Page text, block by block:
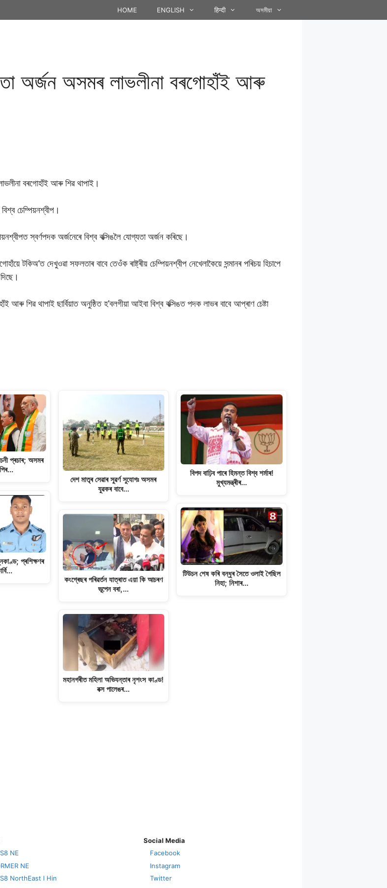
HOME ENGLISH हिन्दी অসমীয়া
অৰ্জন অসমৰ লাভলীনা বৰগোহাঁই আৰু
বৰগোহাঁই আৰু শিৱ থাপাই।
চেম্পিয়নশ্বীপ।
স্বৰ্ণপদক অৰ্জনেৰে বিশ্ব বক্সিঙলৈ যোগ্যতা অৰ্জন কৰিছে।
টকিঅ’ত দেখুওৱা সফলতাৰ বাবে তেওঁক ৰাষ্ট্ৰীয় চেম্পিয়নশ্বীপ নেখেলাকৈয়ে সন্মানৰ পৰিচয় হিচাপে
শিৱ থাপাই ছাৰ্বিয়াত অনুষ্ঠিত হ’বলগীয়া আইবা বিশ্ব বক্সিঙত পদক লাভৰ বাবে আপ্ৰাণ চেষ্টা
প্ৰচাৰ; অসমৰ
প্ৰশিক্ষণৰ
দেশ মাতৃৰ সেৱাৰ সুৱৰ্ণ সুযোগঃ অসমৰ
যুৱকৰ বাবে…
কংগ্ৰেছৰ পৰিৱৰ্তন যাত্ৰাত এয়া কি আচৰণ
ভূপেন বৰা,…
মহানগৰীত মহিলা অভিযন্তাৰ নৃশংস কাণ্ড!
বক্স পালেঙৰ…
বিপদ বাঢ়িব পাৰে হিমন্ত বিশ্ব শৰ্মাৰ!
মুখ্যমন্ত্ৰীৰ…
টিউচন শেষ কৰি বন্ধুৰ সৈতে ওলাই গৈছিল
নিহা; নিশাৰ…
NE
NE
NorthEast I Hin
Social Media
Facebook
Instagram
Twitter